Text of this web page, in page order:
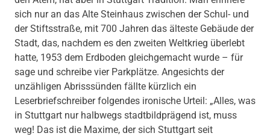
sich nur an das Alte Steinhaus zwischen der Schul- und
der Stiftsstraße, mit 700 Jahren das älteste Gebäude der
Stadt, das, nachdem es den zweiten Weltkrieg überlebt
hatte, 1953 dem Erdboden gleichgemacht wurde – für
sage und schreibe vier Parkplätze. Angesichts der
unzähligen Abrisssünden fällte kürzlich ein
Leserbriefschreiber folgendes ironische Urteil: „Alles, was
in Stuttgart nur halbwegs stadtbildprägend ist, muss
weg! Das ist die Maxime, der sich Stuttgart seit